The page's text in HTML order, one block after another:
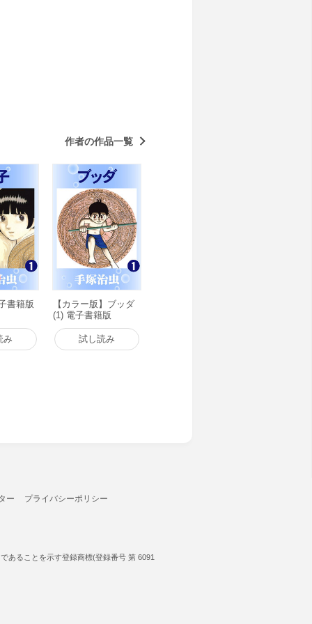
作者の作品一覧
書籍版
み
【カラー版】ブッダ
(1) 電子書籍版
試し読み
ー プライバシーポリシー
あることを示す登録商標(登録番号 第 6091